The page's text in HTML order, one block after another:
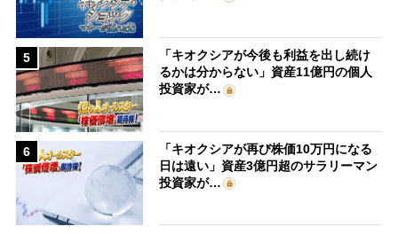
5
「キオクシアが今後も利益を出し続け
るかは分からない」資産11億円の個人
投資家が…
6
「キオクシアが再び株価10万円になる
日は遠い」資産3億円超のサラリーマン
投資家が…